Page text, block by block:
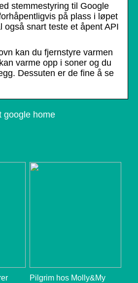
stemmestyring til Google
på plass i løpet
også snart teste et åpent API
kan du fjernstyre varmen
varme opp i soner og du
Dessuten er de fine å se
google home
Pilgrim hos Molly&My